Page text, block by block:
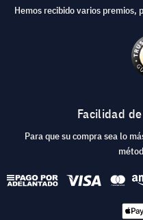
Hemos recibido varios premios,
Facilidad
Para que su compra sea lo